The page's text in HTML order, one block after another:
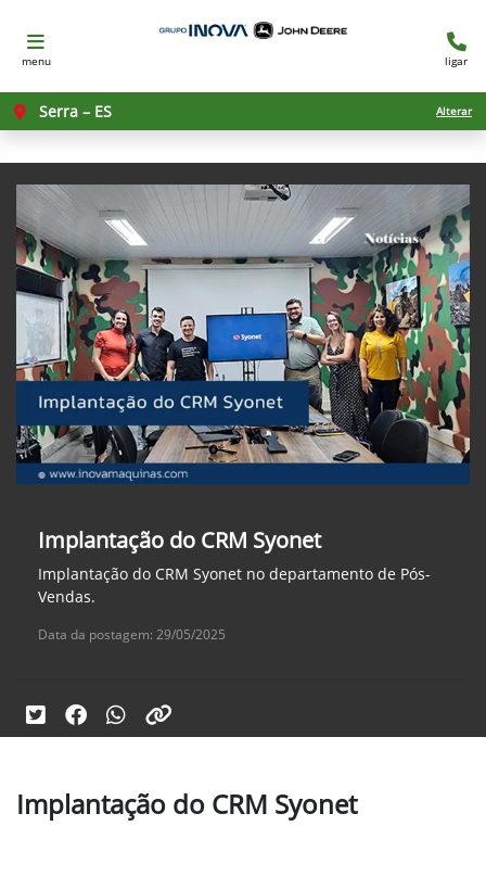
menu ligar
Serra – ES Alterar
Implantação do CRM Syonet
Implantação do CRM Syonet no departamento de Pós-
Vendas.
Data da postagem: 29/05/2025
Implantação do CRM Syonet